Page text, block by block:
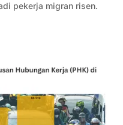
pekerja migran risen.